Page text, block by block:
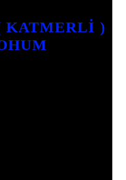
KATMERLI )